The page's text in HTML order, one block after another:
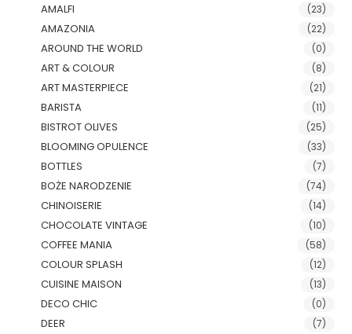
AMALFI (23)
AMAZONIA (22)
AROUND THE WORLD (0)
ART & COLOUR (8)
ART MASTERPIECE (21)
BARISTA (11)
BISTROT OLIVES (25)
BLOOMING OPULENCE (33)
BOTTLES (7)
BOŻE NARODZENIE (74)
CHINOISERIE (14)
CHOCOLATE VINTAGE (10)
COFFEE MANIA (58)
COLOUR SPLASH (12)
CUISINE MAISON (13)
DECO CHIC (0)
DEER (7)